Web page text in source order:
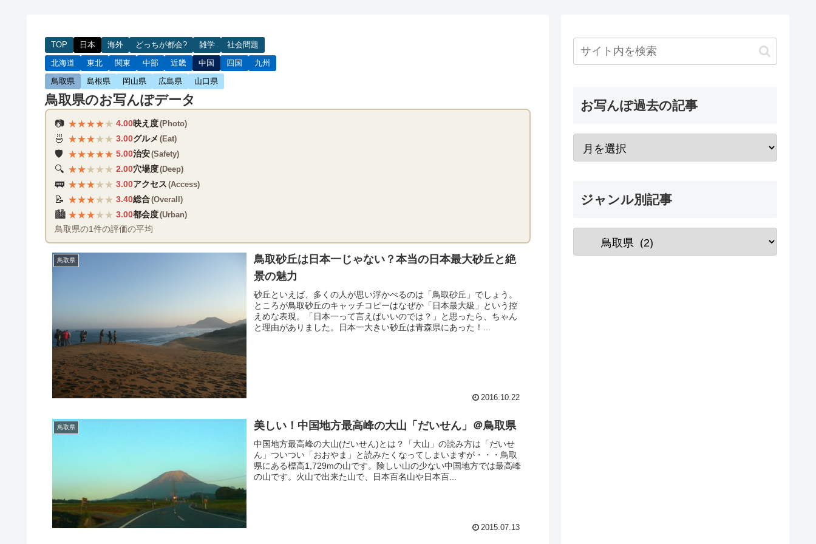
TOP 日本 海外 どっちが都会? 雑学
社会問題
北海道
東北 関東 中部 近畿 中国 四国
九州
鳥取県
島根県 岡山県 広島県 山口県
鳥取県のお写んぽデータ
📷 ★★★★★ 4.00映え度(Photo)
🍜 ★★★★★ 3.00グルメ (Eat)
🛡️ ★★★★★ 5.00治安(Safety)
🔍 ★★★★★ 2.00穴場度(Deep)
🚃 ★★★★★ 3.00アクセス (Access)
📝 ★★★★★ 3.40総合(Overall)
🏙️ ★★★★★ 3.00都会度(Urban)
鳥取県の1件の評価の平均
鳥取県
鳥取砂丘は日本一じゃない？本当の日本最大砂丘と絶
景の魅力
砂丘といえば、多くの人が思い浮かべるのは「鳥取砂丘」でしょう。
ところが鳥取砂丘のキャッチコピーはなぜか「日本最大級」という控
えめな表現。「日本一って言えばいいのでは？」と思ったら、ちゃん
と理由がありました。日本一大きい砂丘は青森県にあった！...
2016.10.22
鳥取県 美しい！中国地方最高峰の大山「だいせん」＠鳥取県
中国地方最高峰の大山(だいせん)とは？「大山」の読み方は「だいせ
ん」ついつい「おおやま」と読みたくなってしまいますが・・・鳥取
県にある標高1,729mの山です。険しい山の少ない中国地方では最高峰
の山です。火山で出来た山で、日本百名山や日本百...
2015.07.13
お写んぽ過去の記事
ジャンル別記事